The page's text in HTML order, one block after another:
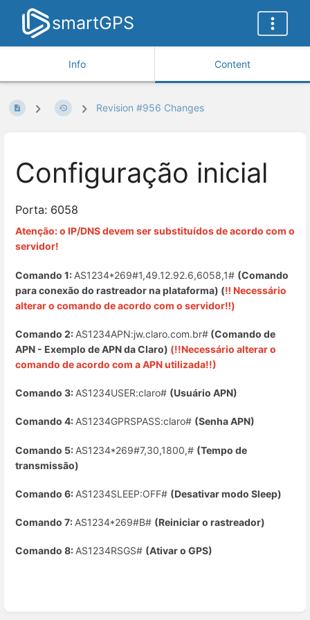
smartGPS
Info Content
Revision #956 Changes
Configuração inicial
Porta: 6058
Atenção: o IP/DNS devem ser substituídos de acordo com o
servidor!
Comando 1: AS1234*269#1,49.12.92.6,6058,1# (Comando
para conexão do rastreador na plataforma) (‼️ Necessário
alterar o comando de acordo com o servidor‼️)
Comando 2: AS1234APN:jw.claro.com.br# (Comando de
APN - Exemplo de APN da Claro) (!!Necessário alterar o
comando de acordo com a APN utilizada!!)
Comando 3: AS1234USER:claro# (Usuário APN)
Comando 4:AS1234GPRSPASS:claro# (Senha APN)
Comando 5: AS1234*269#7,30,1800,# (Tempo de
transmissão)
Comando 6: AS1234SLEEP:OFF# (Desativar modo Sleep)
Comando 7: AS1234*269#B# (Reiniciar o rastreador)
Comando 8:AS1234RSGS# (Ativar o GPS)